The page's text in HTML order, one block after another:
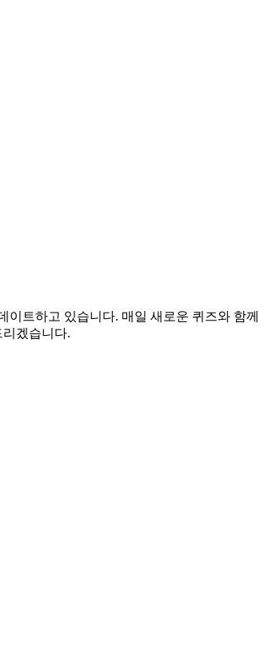
이트하고 있습니다. 매일 새로운 퀴즈와 함께
겠습니다.